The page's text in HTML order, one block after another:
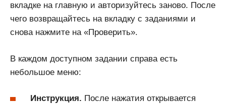
вкладке на главную и авторизуйтесь заново. После
чего возвращайтесь на вкладку с заданиями и
снова нажмите на «Проверить».
В каждом доступном задании справа есть
небольшое меню:
Инструкция. После нажатия открывается